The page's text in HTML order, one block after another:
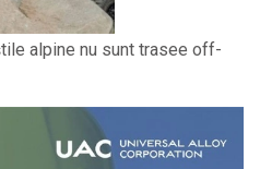
alpine nu sunt trasee off-